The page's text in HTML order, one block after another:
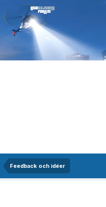
Feedback och idéer